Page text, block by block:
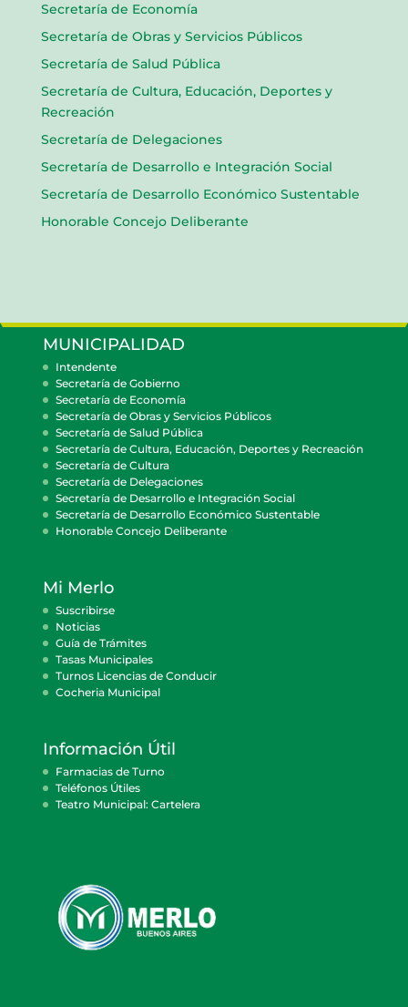
Secretaría de Economía
Secretaría de Obras y Servicios Públicos
Secretaría de Salud Pública
Secretaría de Cultura, Educación, Deportes y
Recreación
Secretaría de Delegaciones
Secretaría de Desarrollo e Integración Social
Secretaría de Desarrollo Económico Sustentable
Honorable Concejo Deliberante
MUNICIPALIDAD
Intendente
Secretaría de Gobierno
Secretaría de Economía
Secretaría de Obras y Servicios Públicos
Secretaría de Salud Pública
Secretaría de Cultura, Educación, Deportes y Recreación
Secretaría de Cultura
Secretaría de Delegaciones
Secretaría de Desarrollo e Integración Social
Secretaría de Desarrollo Económico Sustentable
Honorable Concejo Deliberante
Mi Merlo
Suscribirse
Noticias
Guía de Trámites
Tasas Municipales
Turnos Licencias de Conducir
Cocheria Municipal
Información Útil
Farmacias de Turno
Teléfonos Útiles
Teatro Municipal: Cartelera